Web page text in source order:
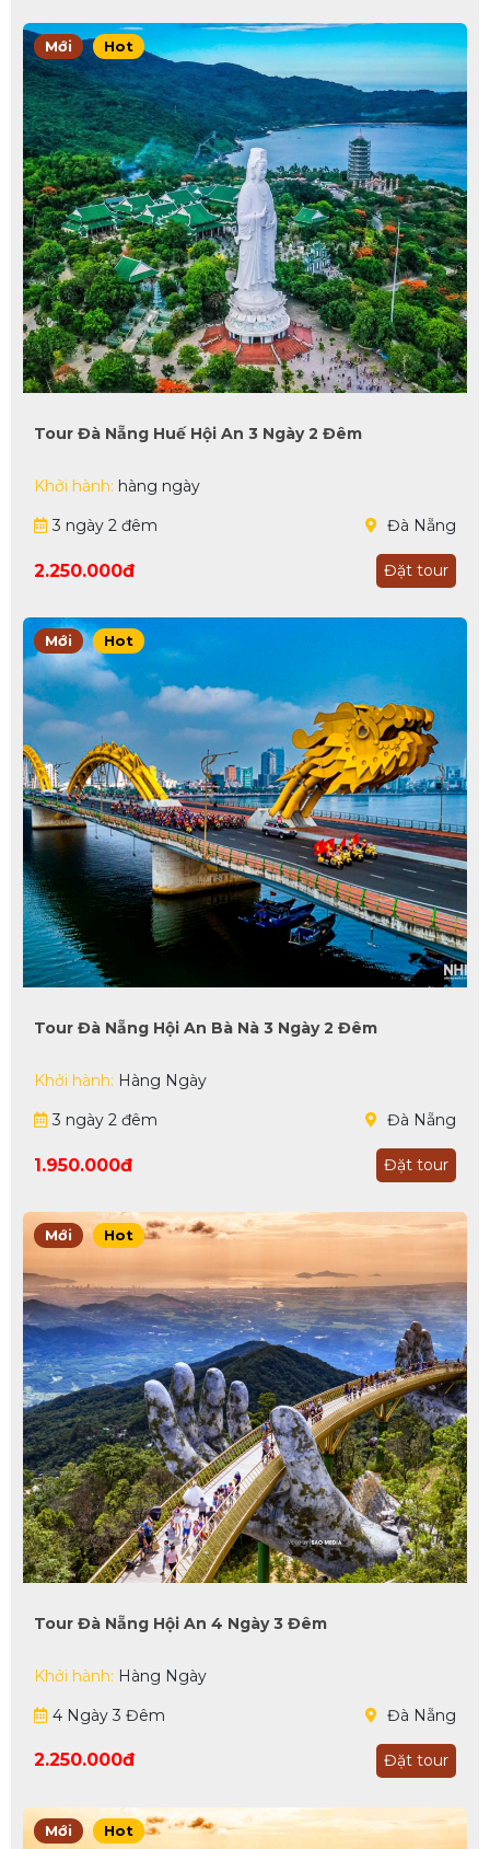
Mới Hot
Tour Đà Nẵng Huế Hội An 3 Ngày 2 Đêm
Khởi hành: hàng ngày
3 ngày 2 đêm
Đà Nẵng
2.250.000đ Đặt tour
Mới Hot
Tour Đà Nẵng Hội An Bà Nà 3 Ngày 2 Đêm
Khởi hành: Hàng Ngày
3 ngày 2 đêm
Đà Nẵng
1.950.000đ Đặt tour
Mới Hot
Tour Đà Nẵng Hội An 4 Ngày 3 Đêm
Khởi hành: Hàng Ngày
4 Ngày 3 Đêm
Đà Nẵng
2.250.000đ Đặt tour
Mới Hot